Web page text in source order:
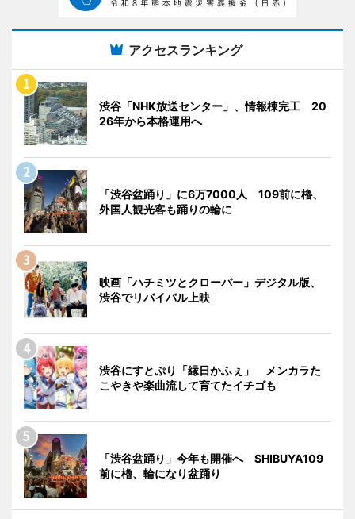
アクセスランキング
渋谷「NHK放送センター」、情報棟完工 20
26年から本格運用へ
「渋谷盆踊り」に6万7000人 109前に櫓、
外国人観光客も踊りの輪に
映画「ハチミツとクローバー」デジタル版、
渋谷でリバイバル上映
渋谷にすとぷり「縁日かふぇ」 メンカラた
こやきや楽曲流して育てたイチゴも
「渋谷盆踊り」今年も開催へ SHIBUYA109
前に櫓、輪になり盆踊り